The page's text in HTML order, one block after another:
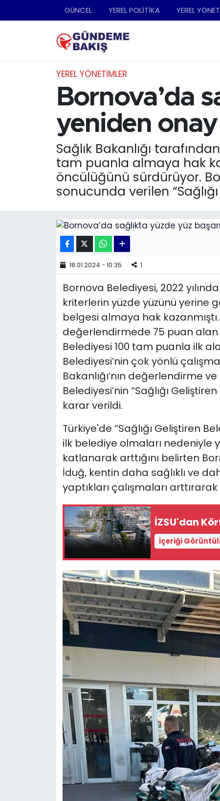
GÜNCEL YEREL POLİTİKA YEREL
YEREL YÖNETİMLER
Bornova’da
yeniden onay
Sağlık Bakanlığı
tam puanla almaya hak
öncülüğünü sürdürüyor.
sonucunda verilen
18.01.2024 - 10:35 1
Bornova Belediyesi, 2022
kriterlerin yüzde yüzünü yerine
belgesi almaya hak
değerlendirmede 75 puan alan
Belediyesi 100 tam puanla ilk
Belediyesi’nin çok yönlü
Bakanlığı’nın değerlendirme
Belediyesi’nin “Sağlığı
karar verildi.
Türkiye'de “Sağlığı Geliştiren
ilk belediye olmaları nedeniyle
katlanarak arttığını belirten
İduğ, kentin daha sağlıklı ve
yaptıkları çalışmaları
İZSU'dan
İçeriği
Ankara
DÜNYA
EKONOMİ
English News
KÜLTÜR SANAT
MAGAZİN
POLİTİKA
TEKNOLOJİ
YEREL POLİTİKA
YEREL YÖNETİMLER
Nöbetçi Eczaneler
Trafik Durumu
Süper Lig Puan Durumu ve Fikstür
Tüm Manşetler
Son Dakika Haberleri
Haber Arşivi